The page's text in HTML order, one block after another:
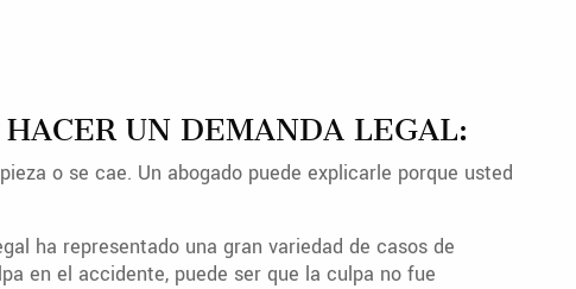
UN DEMANDA LEGAL:
o se cae. Un abogado puede explicarle porque usted
ha representado una gran variedad de casos de
en el accidente, puede ser que la culpa no fue